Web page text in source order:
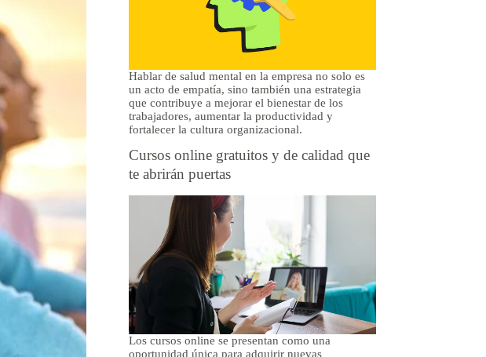
Hablar de salud mental en la empresa no solo es
un acto de empatía, sino también una estrategia
que contribuye a mejorar el bienestar de los
trabajadores, aumentar la productividad y
fortalecer la cultura organizacional.
Cursos online gratuitos y de calidad que
te abrirán puertas
Los cursos online se presentan como una
oportunidad única para adquirir nuevas